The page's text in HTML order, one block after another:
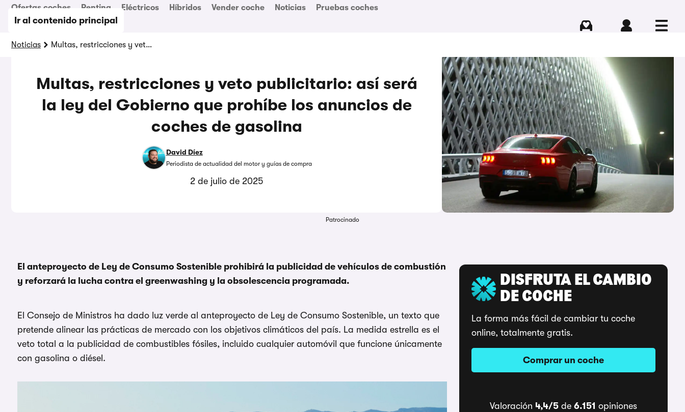
Ir al contenido principal
Ofertas coches Renting Eléctricos Híbridos Vender coche Noticias Pruebas coches
Noticias Multas, restricciones y veto publicitario: así será la ley del Gobierno que prohíbe los anuncios de coches de gasolina
Multas, restricciones y veto publicitario: así será
la ley del Gobierno que prohíbe los anuncios de
coches de gasolina
David Díez
Periodista de actualidad del motor y guías de compra
2 de julio de 2025
Patrocinado
El anteproyecto de Ley de Consumo Sostenible prohibirá la publicidad de vehículos de combustión
y reforzará la lucha contra el greenwashing y la obsolescencia programada.
El Consejo de Ministros ha dado luz verde al anteproyecto de Ley de Consumo Sostenible, un texto que
pretende alinear las prácticas de mercado con los objetivos climáticos del país. La medida estrella es el
veto total a la publicidad de combustibles fósiles, incluido cualquier automóvil que funcione únicamente
con gasolina o diésel.
DISFRUTA EL CAMBIO
DE COCHE
La forma más fácil de cambiar tu coche
online, totalmente gratis.
Comprar un coche
Valoración 4,4/5de 6.151 opiniones